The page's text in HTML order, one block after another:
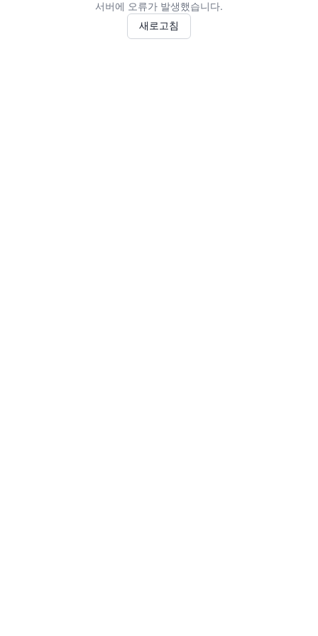
서버에 오류가 발생했습니다.
새로고침